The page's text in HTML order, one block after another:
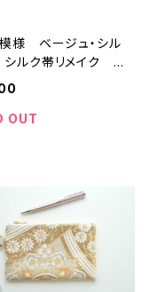
模様 ベージュ・シル
ルク帯リメイク
ャーム型スクエアポ
メイクポーチ 旅行
フトにも。
OUT